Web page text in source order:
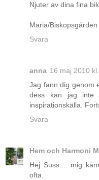
Njuter av dina fina
Maria/Biskopsgården
Svara
anna 16 maj 2010
Jag fann dig genom
dess kan jag inte
inspirationskälla.
Svara
Hem och Harmoni
Hej Suss.... mig
ofta.